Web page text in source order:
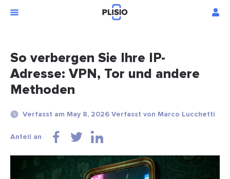
So verbergen Sie Ihre IP-
Adresse: VPN, Tor und andere
Methoden
Verfasst am May 8, 2026 Verfasst von Marco Lucchetti
Anteil an